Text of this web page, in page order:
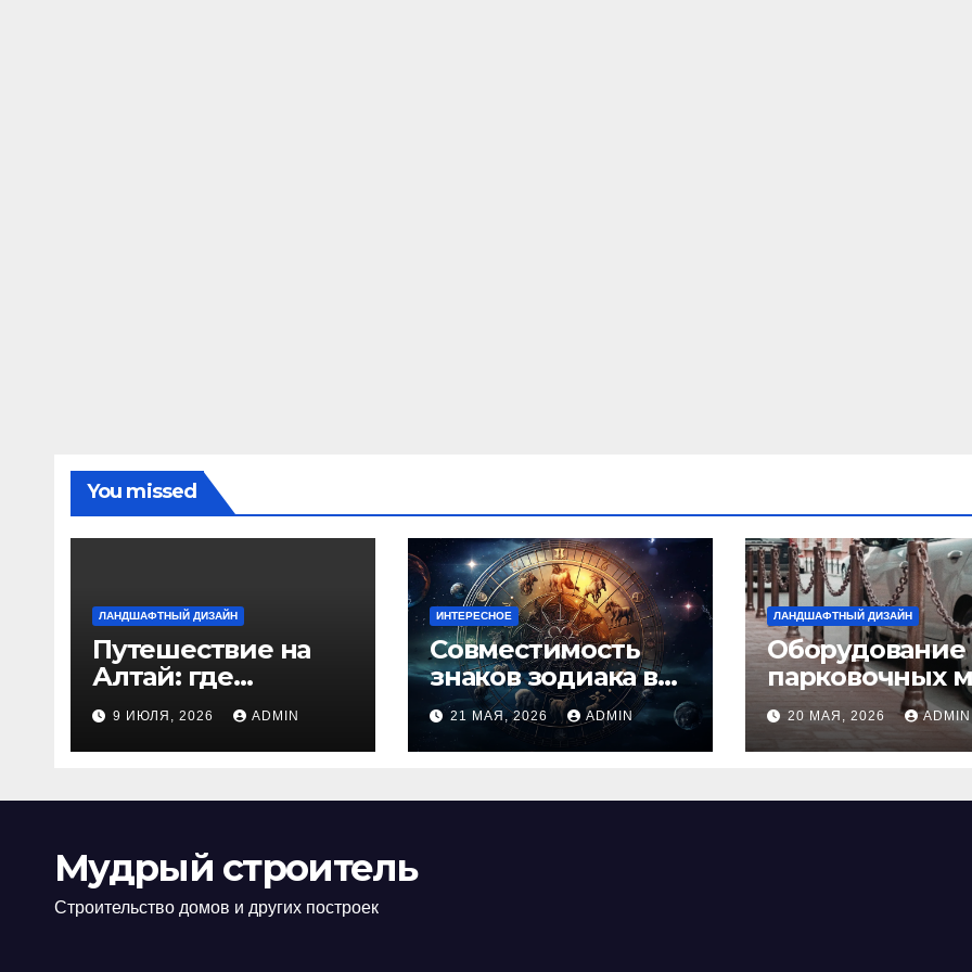
You missed
ЛАНДШАФТНЫЙ ДИЗАЙН
Путешествие на
Алтай: где
природа
встречается с
духом
9 ИЮЛЯ, 2026 ADMIN
ИНТЕРЕСНОЕ
Совместимость
знаков зодиака в
любви: как найти
идеальную пару и
избежать
21 МАЯ, 2026 ADMIN
ЛАНДШАФТНЫЙ ДИЗАЙН
Оборудование
парковочных
виды,
нормы
20 МАЯ, 2026 ADMIN
Мудрый строитель
Строительство домов и других построек